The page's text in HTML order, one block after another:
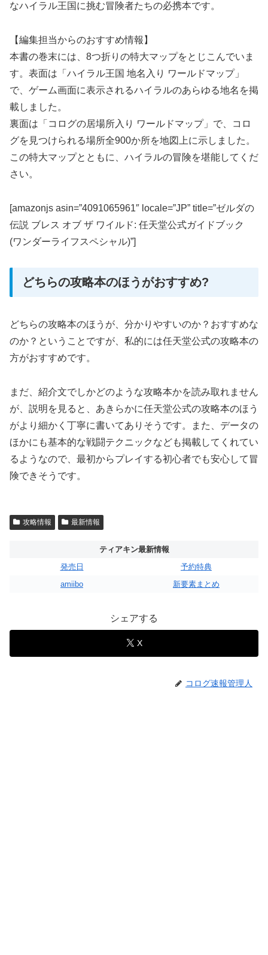
なハイラル王国に挑む冒険者たちの必携本です。
【編集担当からのおすすめ情報】
本書の巻末には、8つ折りの特大マップをとじこんでいま
す。表面は「ハイラル王国 地名入り ワールドマップ」
で、ゲーム画面に表示されるハイラルのあらゆる地名を掲
載しました。
裏面は「コログの居場所入り ワールドマップ」で、コロ
グを見つけられる場所全900か所を地図上に示しました。
この特大マップとともに、ハイラルの冒険を堪能してくだ
さい。
[amazonjs asin=”4091065961″ locale=”JP” title=”ゼルダの
伝説 ブレス オブ ザ ワイルド: 任天堂公式ガイドブック
(ワンダーライフスペシャル)”]
どちらの攻略本のほうがおすすめ?
どちらの攻略本のほうが、分かりやすいのか？おすすめな
のか？ということですが、私的には任天堂公式の攻略本の
方がおすすめです。
まだ、紹介文でしかどのような攻略本かを読み取れません
が、説明を見ると、あきらかに任天堂公式の攻略本のほう
がより細かく丁寧に書いてありそうです。また、データの
ほかにも基本的な戦闘テクニックなども掲載してくれてい
るようなので、最初からプレイする初心者でも安心して冒
険できそうです。
攻略情報 最新情報
ティアキン最新情報
発売日
予約特典
amiibo
新要素まとめ
シェアする
X
コログ速報管理人